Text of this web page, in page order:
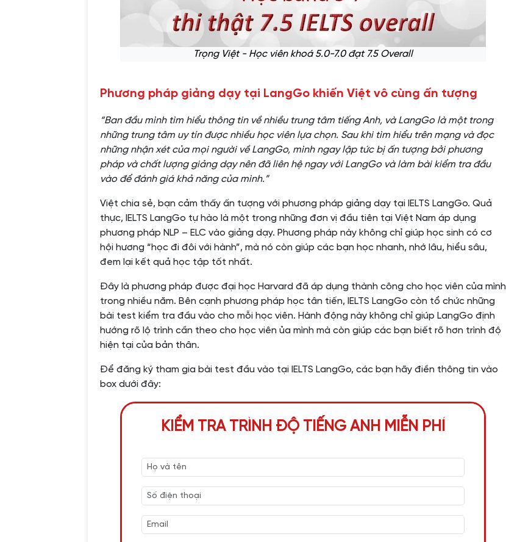
Trọng Việt - Học viên khoá 5.0-7.0 đạt 7.5 Overall
Phương pháp giảng dạy tại LangGo khiến Việt vô cùng ấn tượng
“Ban đầu mình tìm hiểu thông tin về nhiều trung tâm tiếng Anh, và LangGo là một trong
những trung tâm uy tín được nhiều học viên lựa chọn. Sau khi tìm hiểu trên mạng và đọc
những nhận xét của mọi người về LangGo, mình ngay lập tức bị ấn tượng bởi phương
pháp và chất lượng giảng dạy nên đã liên hệ ngay với LangGo và làm bài kiểm tra đầu
vào để đánh giá khả năng của mình.”
Việt chia sẻ, bạn cảm thấy ấn tượng với phương pháp giảng dạy tại IELTS LangGo. Quả
thực, IELTS LangGo tự hào là một trong những đơn vị đầu tiên tại Việt Nam áp dụng
phương pháp NLP – ELC vào giảng dạy. Phương pháp này không chỉ giúp học sinh có cơ
hội hương “học đi đôi với hành”, mà nó còn giúp các bạn học nhanh, nhớ lâu, hiểu sâu,
đem lại kết quả học tập tốt nhất.
Đây là phương pháp được đại học Harvard đã áp dụng thành công cho học viên của mình
trong nhiều năm. Bên cạnh phương pháp học tân tiến, IELTS LangGo còn tổ chức những
bài test kiểm tra đầu vào cho mỗi học viên. Hành động này không chỉ giúp LangGo định
hướng rõ lộ trình cần theo cho học viên ủa mình mà còn giúp các bạn biết rõ hơn trình độ
hiện tại của bản thân.
Để đăng ký tham gia bài test đầu vào tại IELTS LangGo, các bạn hãy điền thông tin vào
box dưới đây:
KIỂM TRA TRÌNH ĐỘ TIẾNG ANH MIỄN PHÍ